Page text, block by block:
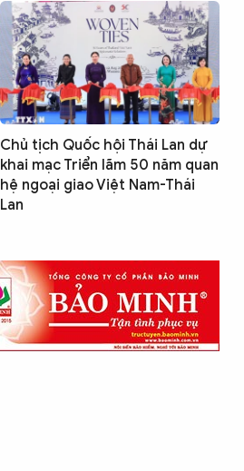
Chủ tịch Quốc hội Thái Lan dự
khai mạc Triển lãm 50 năm quan
hệ ngoại giao Việt Nam-Thái
Lan